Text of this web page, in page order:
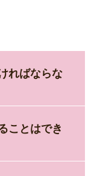
ればならな
ことはでき